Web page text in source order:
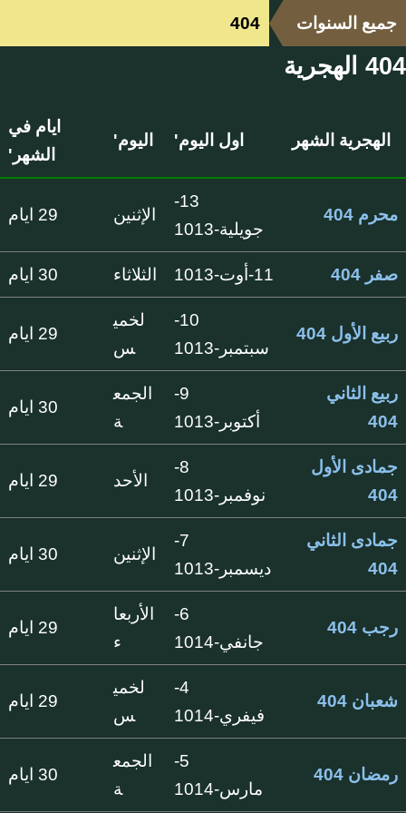
جميع السنوات 404
404 الهجرية
الهجرية الشهر اول اليوم' اليوم'
ايام في
الشهر'
محرم 404
13-
جويلية-1013
الإثنين 29 ايام
صفر 404 11-أوت-1013 الثلاثاء 30 ايام
ربيع الأول 404
10-
سبتمبر-1013
لخمي
س
29 ايام
ربيع الثاني
404
9-
أكتوبر-1013
الجمع
ة
30 ايام
جمادى الأول
404
8-
نوفمبر-1013
الأحد 29 ايام
جمادى الثاني
404
7-
ديسمبر-1013
الإثنين 30 ايام
رجب 404
6-
جانفي-1014
الأربعا
ء
29 ايام
شعبان 404
4-
فيفري-1014
لخمي
س
29 ايام
رمضان 404
5-
مارس-1014
الجمع
ة
30 ايام